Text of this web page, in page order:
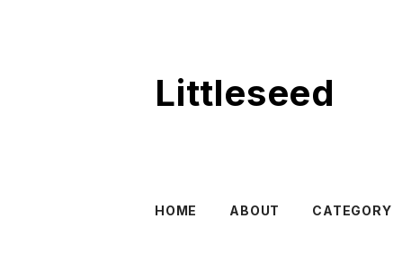
Littleseed
HOME ABOUT CATEGORY